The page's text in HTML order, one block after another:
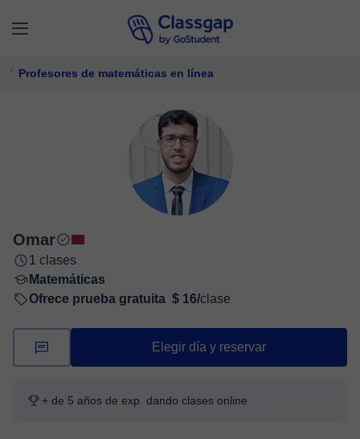
Profesores de matemáticas en línea
Omar
1 clases
Matemáticas
Ofrece prueba gratuita $ 16/clase
Elegir día y reservar
+ de 5 años de exp. dando clases online